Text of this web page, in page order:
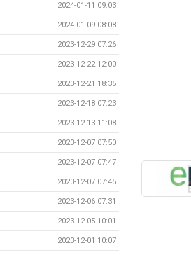
2024-01-11 09:03
2024-01-09 08:08
2023-12-29 07:26
2023-12-22 12:00
2023-12-21 18:35
2023-12-18 07:23
2023-12-13 11:08
2023-12-07 07:50
2023-12-07 07:47
2023-12-07 07:45
2023-12-06 07:31
2023-12-05 10:01
2023-12-01 10:07